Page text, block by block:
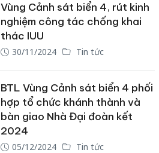
Vùng Cảnh sát biển 4, rút kinh
nghiệm công tác chống khai
thác IUU
30/11/2024 Tin tức
BTL Vùng Cảnh sát biển 4 phối
hợp tổ chức khánh thành và
bàn giao Nhà Đại đoàn kết
2024
05/12/2024 Tin tức